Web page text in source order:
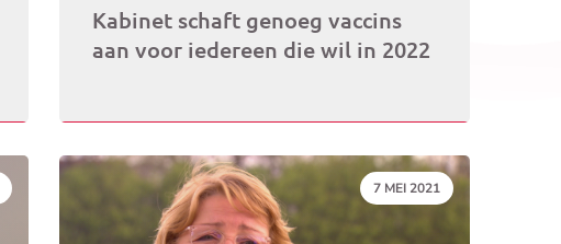
Kabinet schaft genoeg vaccins
aan voor iedereen die wil in 2022
DATUM:
7 MEI 2021